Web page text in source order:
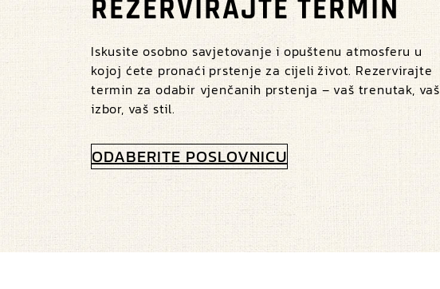
REZERVIRAJTE TERMIN
Iskusite osobno savjetovanje i opuštenu atmosferu u
kojoj ćete pronaći prstenje za cijeli život. Rezervirajte
termin za odabir vjenčanih prstenja – vaš trenutak, vaš
izbor, vaš stil.
ODABERITE POSLOVNICU